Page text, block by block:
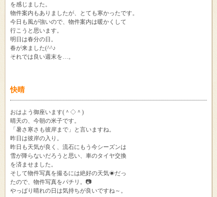
を感じました。
物件案内もありましたが、とても寒かったです。
今日も風が強いので、物件案内は暖かくして
行こうと思います。
明日は春分の日。
春が来ました(^^♪
それでは良い週末を…。
快晴
おはよう御座います(＾◇＾)
晴天の、今朝の米子です。
「暑さ寒さも彼岸まで」と言いますね。
昨日は彼岸の入り。
昨日も天気が良く、流石にもう今シーズンは
雪が降らないだろうと思い、車のタイヤ交換
を済ませました。
そして物件写真を撮るには絶好の天気☀だっ
たので、物件写真をパチリ。📷
やっぱり晴れの日は気持ちが良いですね～。